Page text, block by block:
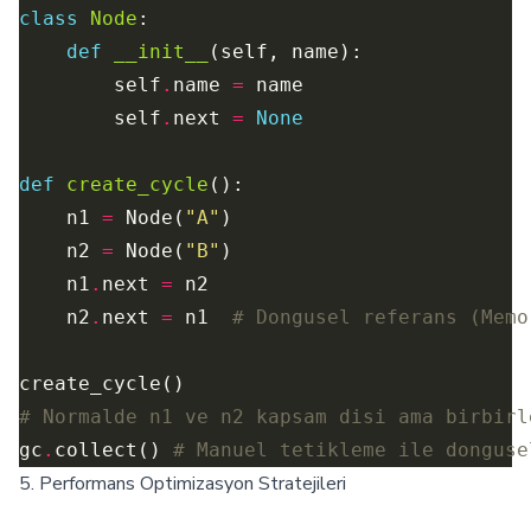
class Node
def
__init__
        self
. name =
        self
. next = None
def create_cycle
    n1
= Node( "A"
    n2
= Node( "B"
    n1
. next =
    n2
. next = n1 # Dongusel referans
# Normalde n1 ve n2 kapsam disi ama
gc . collect() # Manuel tetikleme ile
5. Performans Optimizasyon Stratejileri